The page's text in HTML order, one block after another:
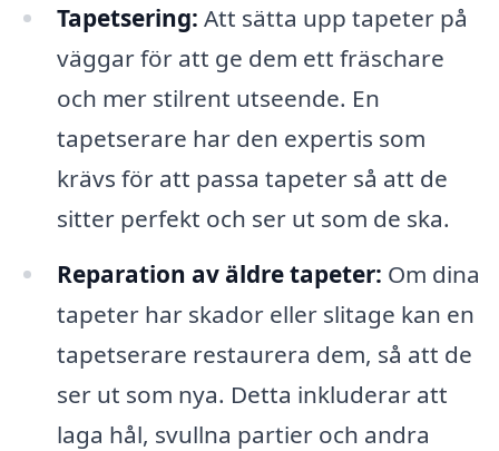
Tapetsering: Att sätta upp tapeter på
väggar för att ge dem ett fräschare
och mer stilrent utseende. En
tapetserare har den expertis som
krävs för att passa tapeter så att de
sitter perfekt och ser ut som de ska.
Reparation av äldre tapeter: Om dina
tapeter har skador eller slitage kan en
tapetserare restaurera dem, så att de
ser ut som nya. Detta inkluderar att
laga hål, svullna partier och andra